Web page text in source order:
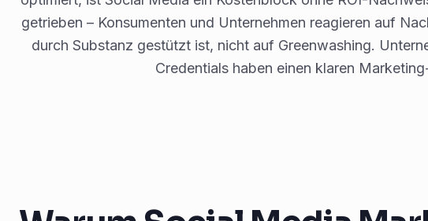
getrieben – Konsumenten und Unternehmen reagieren auf
durch Substanz gestützt ist, nicht auf Greenwashing.
Credentials haben einen klaren